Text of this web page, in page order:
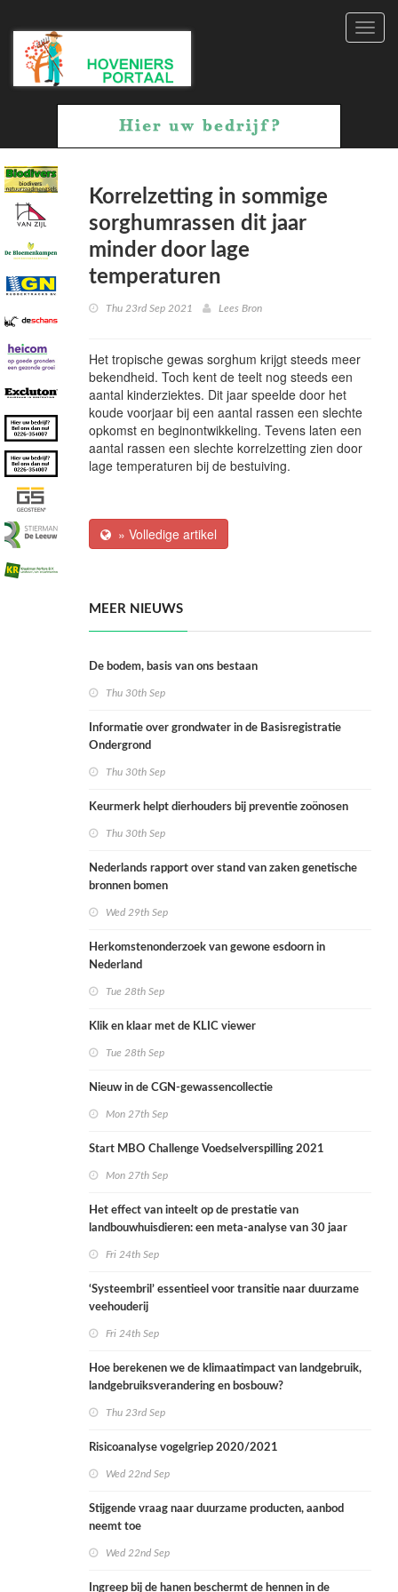
Korrelzetting in sommige
sorghumrassen dit jaar
minder door lage
temperaturen
Thu 23rd Sep 2021 Lees Bron
Het tropische gewas sorghum krijgt steeds meer
bekendheid. Toch kent de teelt nog steeds een
aantal kinderziektes. Dit jaar speelde door het
koude voorjaar bij een aantal rassen een slechte
opkomst en beginontwikkeling. Tevens laten een
aantal rassen een slechte korrelzetting zien door
lage temperaturen bij de bestuiving.
» Volledige artikel
MEER NIEUWS
De bodem, basis van ons bestaan
Thu 30th Sep
Informatie over grondwater in de Basisregistratie
Ondergrond
Thu 30th Sep
Keurmerk helpt dierhouders bij preventie zoönosen
Thu 30th Sep
Nederlands rapport over stand van zaken genetische
bronnen bomen
Wed 29th Sep
Herkomstenonderzoek van gewone esdoorn in
Nederland
Tue 28th Sep
Klik en klaar met de KLIC viewer
Tue 28th Sep
Nieuw in de CGN-gewassencollectie
Mon 27th Sep
Start MBO Challenge Voedselverspilling 2021
Mon 27th Sep
Het effect van inteelt op de prestatie van
landbouwhuisdieren: een meta-analyse van 30 jaar
Fri 24th Sep
‘Systeembril’ essentieel voor transitie naar duurzame
veehouderij
Fri 24th Sep
Hoe berekenen we de klimaatimpact van landgebruik,
landgebruiksverandering en bosbouw?
Thu 23rd Sep
Risicoanalyse vogelgriep 2020/2021
Wed 22nd Sep
Stijgende vraag naar duurzame producten, aanbod
neemt toe
Wed 22nd Sep
Ingreep bij de hanen beschermt de hennen in de